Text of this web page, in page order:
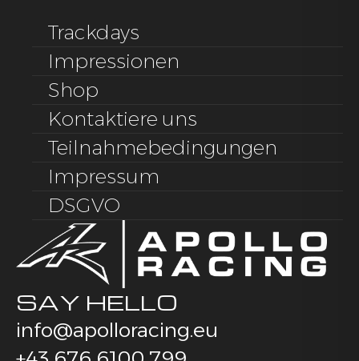
Trackdays
Impressionen
Shop
Kontaktiere uns
Teilnahmebedingungen
Impressum
DSGVO
SAY HELLO
info@apolloracing.eu